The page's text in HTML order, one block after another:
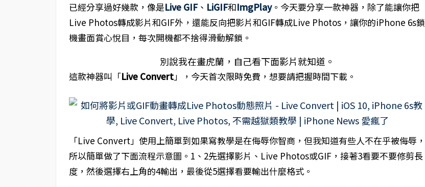
已經分享過好幾款，像是Live GIF、 LiGIF和ImgPlay。今天要分享一款神器，除了能讓你把
Live Photos轉成影片和GIF外，還能反向把影片和GIF轉成Live Photos，讓你的iPhone 6s鎖
機畫面賞心悅目，每次開機都不捨得滑動解鎖。
別說我在畫虎蘭，自己看下面影片就知道。
這款神器叫「Live Convert」，今天首次限時免費，想要請把握時間下載。
「Live Convert」使用上簡單到如果寫教學是在侮辱你智商，但我知道有些人不在乎被侮辱，
所以簡單做了下面流程示意圖。1、2先選擇影片、Live Photos或GIF，接著3看要不要修剪長
度，然後選擇右上角的4輸出，最後從5選擇看要輸出什麼格式。